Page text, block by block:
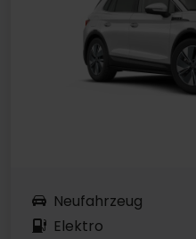
Neufahrzeug
Elektro